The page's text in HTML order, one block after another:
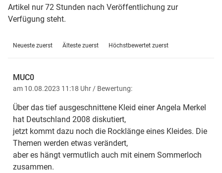
Artikel nur 72 Stunden nach Veröffentlichung zur
Verfügung steht.
Neueste zuerst Älteste zuerst Höchstbewertet zuerst
MUC0
am 10.08.2023 11:18 Uhr / Bewertung:
Über das tief ausgeschnittene Kleid einer Angela Merkel
hat Deutschland 2008 diskutiert,
jetzt kommt dazu noch die Rocklänge eines Kleides. Die
Themen werden etwas verändert,
aber es hängt vermutlich auch mit einem Sommerloch
zusammen.